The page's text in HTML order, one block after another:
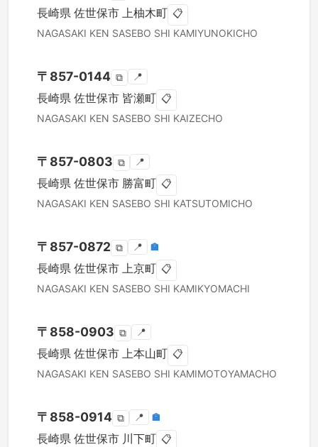
長崎県 佐世保市 上柚木町 📋
NAGASAKI KEN SASEBO SHI KAMIYUNOKICHO
〒 857-0144 ⧉ 📍
長崎県 佐世保市 皆瀬町 📋
NAGASAKI KEN SASEBO SHI KAIZECHO
〒 857-0803 ⧉ 📍
長崎県 佐世保市 勝富町 📋
NAGASAKI KEN SASEBO SHI KATSUTOMICHO
〒 857-0872 ⧉ 📍 🏣
長崎県 佐世保市 上京町 📋
NAGASAKI KEN SASEBO SHI KAMIKYOMACHI
〒 858-0903 ⧉ 📍
長崎県 佐世保市 上本山町 📋
NAGASAKI KEN SASEBO SHI KAMIMOTOYAMACHO
〒 858-0914 ⧉ 📍 🏣
長崎県 佐世保市 川下町 📋